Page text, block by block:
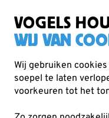
VOGELS
WIJ VAN
Wij gebruiken
soepel te laten
voorkeuren tot het
Cadeaus